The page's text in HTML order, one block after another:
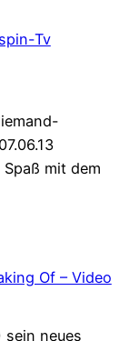
Tv
Spaß mit dem
Of – Video
neues